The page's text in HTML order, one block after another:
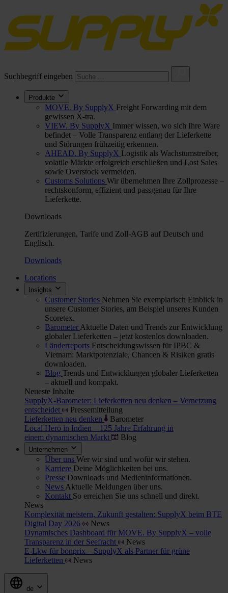
Suchbegriff eingeben
Produkte
MOVE. By SupplyX Freight Forwarding mit dem
gewissen X-tra.
VIEW. By SupplyX Immer wissen, wo sich Ihre Ware
befindet – Volle Transparenz entlang der Lieferkette
und Störungen frühzeitig erkennen.
AHEAD. By SupplyX Logistik als Wachstumstreiber,
volatile Märkte erfolgreich erschließen und Lost Sales
sowie Overstock vermeiden.
Customs Solutions Wir übernehmen Ihre Zollprozesse –
rechtskonform, effizient und passgenau für Ihre
Lieferkette.
Downloads
Zertifizierungen, Tarife und Zoll-AGB auf Deutsch und
Englisch.
Downloads
Locations
Insights
Customer Stories Nehmen Sie exemplarisch Einblick in
unsere Customer Stories, am Beispiel unseres Kunden
Scoretex.
Barometer Aktuelle Daten und Trends zur Entwicklung
globaler Lieferketten – jetzt kostenlos downloaden.
Länderreports Entscheidungswissen für IPBC &
Vietnam: Marktpotenziale, Chancen & Risiken gratis
downloaden.
Blog Trends und Entwicklungen globaler Lieferketten
– aktuell und kompakt.
Neueste Inhalte
SupplyX-Barometer: Lieferketten neu denken – Vernetzung
entscheidet
Pressemitteilung
Lieferketten neu denken
Barometer
Local Hero in Indien – 125 Jahre Erfahrung in
einem dynamischen Markt
Blog
Unternehmen
Über uns Wer wir sind und wofür wir stehen.
Karriere Deine Möglichkeiten bei uns.
Presse Downloads und Medieninformationen.
News Aktuelle Meldungen über uns.
Kontakt So erreichen Sie uns schnell und direkt.
News
Komplexität meistern, Zukunft gestalten: SupplyX beim BTE
Digital Day 2026
News
Dynamisches Dashboard für MOVE. By SupplyX – volle
Transparenz in der Seefracht
News
E-Lkw für bonprix – SupplyX als Partner für grüne
Lieferketten
News
de